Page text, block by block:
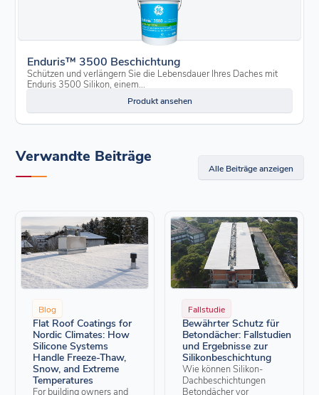
Enduris™ 3500 Beschichtung
Schützen und verlängern Sie die Lebensdauer Ihres Daches mit
Enduris 3500 Silikon, einem...
Produkt ansehen
Verwandte Beiträge
Alle Beiträge anzeigen
Blog
Flat Roof Coatings for
Nordic Climates: How
Silicone Systems
Handle Freeze-Thaw,
Snow, and Extreme
Temperatures
For building owners and
Fallstudie
Bewährter Schutz für
Betondächer: Fallstudien
und Ergebnisse zur
Silikonbeschichtung
Wie können Silikon-
Dachbeschichtungen
Betondächer vor